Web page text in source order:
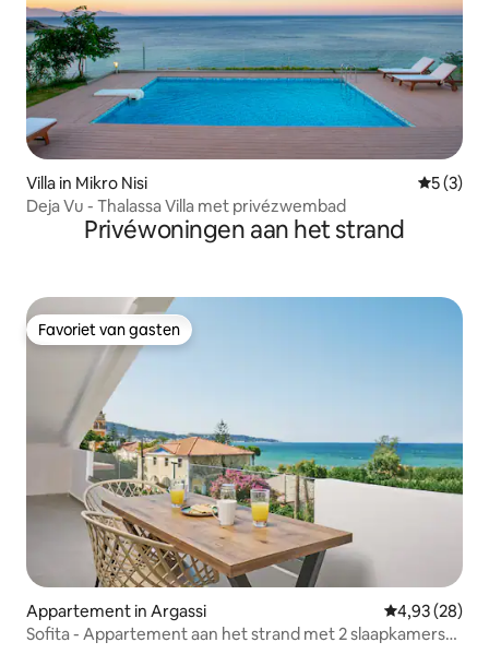
Villa in Mikro Nisi
5 (3)
Deja Vu - Thalassa Villa met privézwembad
Privéwoningen aan het strand
Favoriet van gasten
Favoriet van gasten
Appartement in Argassi Gemiddelde
4,93 (28)
Sofita - Appartement aan het strand met 2 slaapkamers